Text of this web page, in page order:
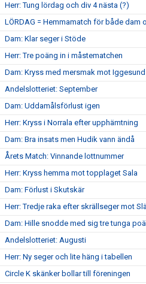
Herr: Tung lördag och div 4 nästa (?)
LÖRDAG = Hemmamatch för både dam
Dam: Klar seger i Stöde
Herr: Tre poäng in i måstematchen
Dam: Kryss med mersmak mot Iggesund
Andelslotteriet: September
Dam: Uddamålsförlust igen
Herr: Kryss i Norrala efter upphämtning
Dam: Bra insats men Hudik vann ändå
Årets Match: Vinnande lottnummer
Herr: Kryss hemma mot topplaget Sala
Dam: Förlust i Skutskär
Herr: Tredje raka efter skrällseger mot
Dam: Hille snodde med sig tre tunga
Andelslotteriet: Augusti
Herr: Ny seger och lite häng i tabellen
Circle K skänker bollar till föreningen